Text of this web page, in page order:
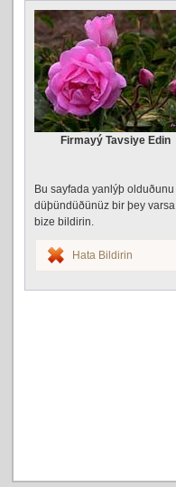
Firmayý Tavsiye Edin
Bu sayfada yanlýþ olduðunu
düþündüðünüz bir þey varsa
bize bildirin.
Hata Bildirin